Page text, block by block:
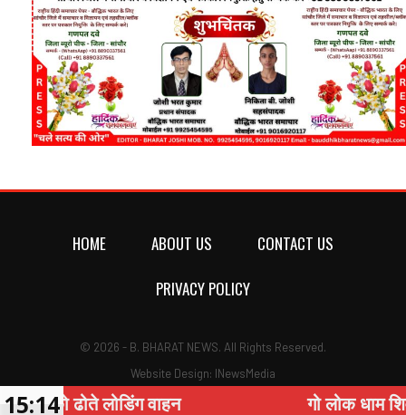
HOME ABOUT US
CONTACT US
PRIVACY POLICY
© 2026 - B. BHARAT NEWS. All Rights Reserved.
Website Design: INewsMedia
वाहन गो लोक धाम शिवकोठी में हुआ
15:14